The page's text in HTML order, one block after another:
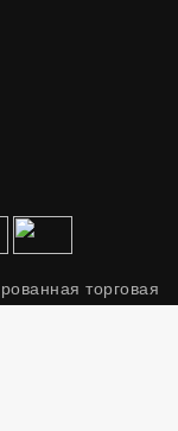
торговая